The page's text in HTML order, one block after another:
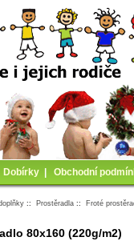
Dobírky Obchodní
:: Prostěradla :: Froté
80x160 (220g/m2)